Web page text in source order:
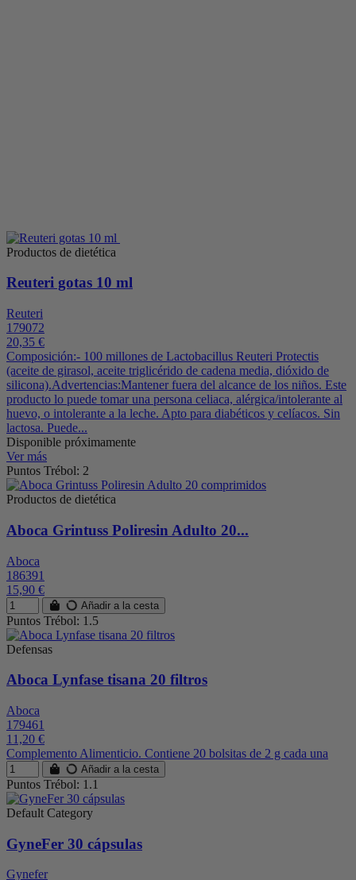
Productos de dietética
Reuteri gotas 10 ml
Reuteri
179072
20,35 €
Composición:- 100 millones de Lactobacillus Reuteri Protectis
(aceite de girasol, aceite triglicérido de cadena media, dióxido de
silicona).Advertencias:Mantener fuera del alcance de los niños. Este
producto lo puede tomar una persona celiaca, alérgica/intolerante al
huevo, o intolerante a la leche. Apto para diabéticos y celíacos. Sin
lactosa. Puede...
Disponible próximamente
Ver más
Puntos Trébol: 2
Productos de dietética
Aboca Grintuss Poliresin Adulto 20...
Aboca
186391
15,90 €
Añadir a la cesta
Puntos Trébol: 1.5
Defensas
Aboca Lynfase tisana 20 filtros
Aboca
179461
11,20 €
Complemento Alimenticio. Contiene 20 bolsitas de 2 g cada una
Añadir a la cesta
Puntos Trébol: 1.1
Default Category
GyneFer 30 cápsulas
Gynefer